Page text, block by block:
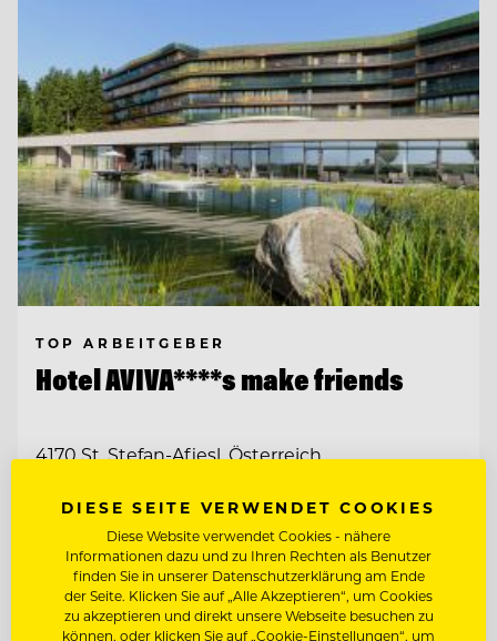
TOP ARBEITGEBER
Hotel AVIVA****s make friends
4170 St. Stefan-Afiesl, Österreich
Entdecke alle Jobs
DIESE SEITE VERWENDET COOKIES
Diese Website verwendet Cookies - nähere
Informationen dazu und zu Ihren Rechten als Benutzer
finden Sie in unserer Datenschutzerklärung am Ende
der Seite. Klicken Sie auf „Alle Akzeptieren“, um Cookies
zu akzeptieren und direkt unsere Webseite besuchen zu
können, oder klicken Sie auf „Cookie-Einstellungen“, um